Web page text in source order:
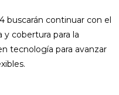
buscarán continuar con el
cobertura para la
tecnología para avanzar